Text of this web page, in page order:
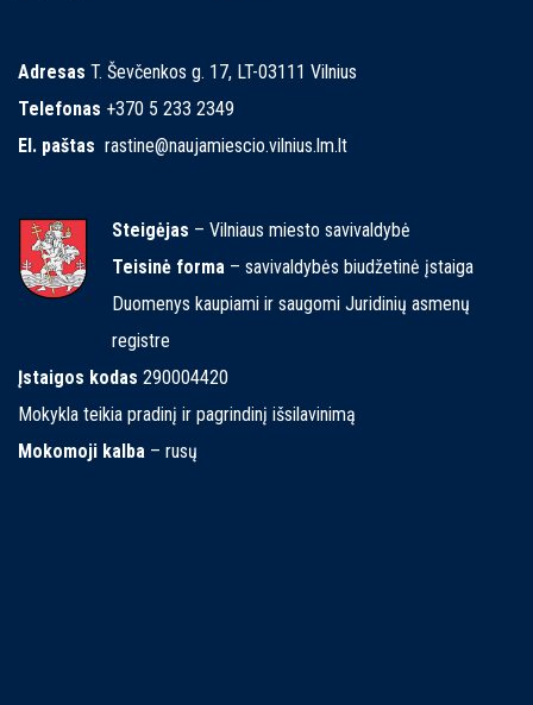
Adresas T. Ševčenkos g. 17, LT-03111 Vilnius
Telefonas +370 5 233 2349
El. paštas rastine@naujamiescio.vilnius.lm.lt
Steigėjas – Vilniaus miesto savivaldybė
Teisinė forma – savivaldybės biudžetinė įstaiga
Duomenys kaupiami ir saugomi Juridinių asmenų
registre
Įstaigos kodas 290004420
Mokykla teikia pradinį ir pagrindinį išsilavinimą
Mokomoji kalba – rusų